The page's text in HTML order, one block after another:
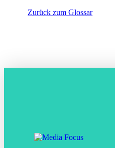
Zurück zum Glossar